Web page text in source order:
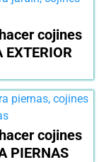
cojines
EXTERIOR
cojines
PIERNAS